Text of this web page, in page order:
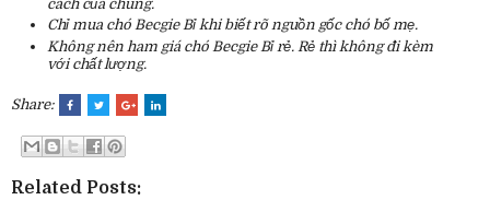
cách của chúng.
Chỉ mua chó Becgie Bỉ khi biết rõ nguồn gốc chó bố mẹ.
Không nên ham giá chó Becgie Bỉ rẻ. Rẻ thì không đi kèm
với chất lượng.
Share:
Related Posts: